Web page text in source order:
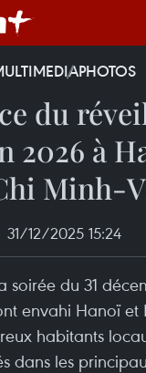
PHOTOS
du
2026 à
Minh-
31/12/2025 15:24
soirée du 31
envahi Hanoï et
habitants
dans les